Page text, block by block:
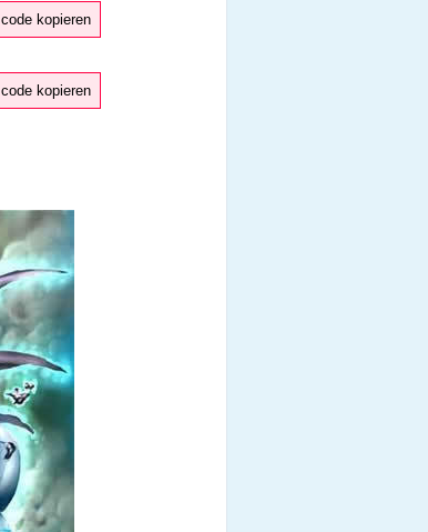
code kopieren
code kopieren